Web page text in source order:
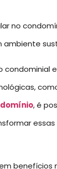
no
ambiente
condominial
, é
benefícios